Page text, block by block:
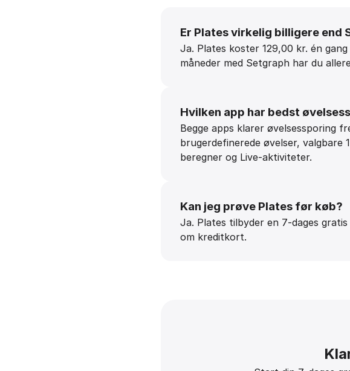
Er Plates virkelig billigere end
Ja. Plates koster 129,00 kr. én
måneder med Setgraph har du
Hvilken app har bedst
Begge apps klarer øvelsessporing
brugerdefinerede øvelser,
beregner og Live-aktiviteter.
Kan jeg prøve Plates før køb?
Ja. Plates tilbyder en 7-dages
om kreditkort.